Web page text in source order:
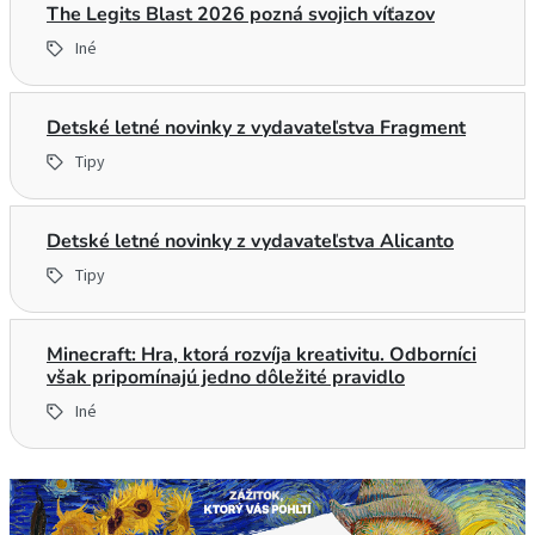
The Legits Blast 2026 pozná svojich víťazov
Iné
Detské letné novinky z vydavateľstva Fragment
Tipy
Detské letné novinky z vydavateľstva Alicanto
Tipy
Minecraft: Hra, ktorá rozvíja kreativitu. Odborníci
však pripomínajú jedno dôležité pravidlo
Iné